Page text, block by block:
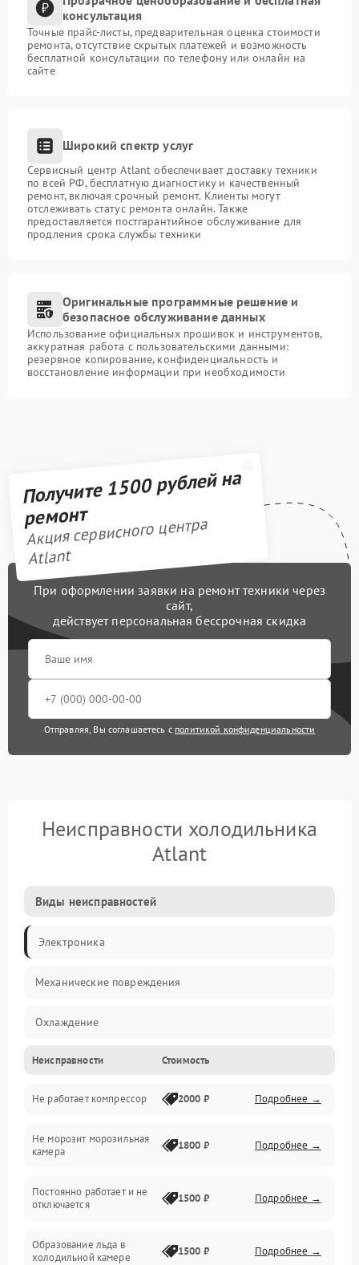
консультация
Точные прайс-листы, предварительная оценка стоимости
ремонта, отсутствие скрытых платежей и возможность
бесплатной консультации по телефону или онлайн на
сайте
Широкий спектр услуг
Сервисный центр Atlant обеспечивает доставку техники
по всей РФ, бесплатную диагностику и качественный
ремонт, включая срочный ремонт. Клиенты могут
отслеживать статус ремонта онлайн. Также
предоставляется постгарантийное обслуживание для
продления срока службы техники
Оригинальные программные решение и
безопасное обслуживание данных
Использование официальных прошивок и инструментов,
аккуратная работа с пользовательскими данными:
резервное копирование, конфиденциальность и
восстановление информации при необходимости
Получите 1500 рублей на
ремонт
Акция сервисного центра
Atlant
При оформлении заявки на ремонт техники через
сайт,
действует персональная бессрочная скидка
Отправляя, Вы соглашаетесь с политикой конфиденциальности
Неисправности холодильника
Atlant
Виды неисправностей
Электроника
Механические повреждения
Охлаждение
Механика
Электропитание
Дренаж
Неисправности Стоимость
Не работает компрессор 2000 ₽ Подробнее →
Не морозит морозильная
камера
1800 ₽ Подробнее →
Постоянно работает и не
отключается
1500 ₽ Подробнее →
Образование льда в
холодильной камере
1500 ₽ Подробнее →